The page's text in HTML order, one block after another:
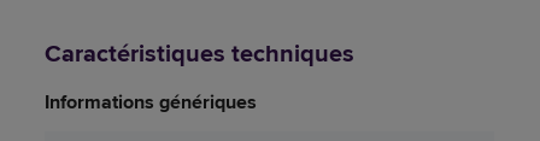
Caractéristiques techniques
Informations génériques